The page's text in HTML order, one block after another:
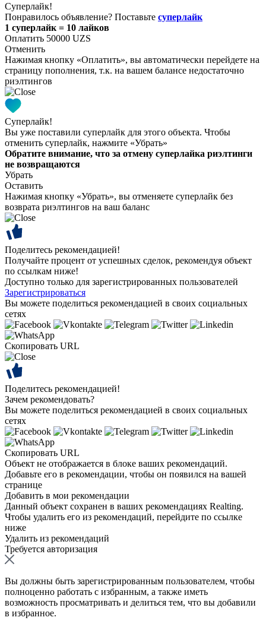
Суперлайк!
Понравилось объявление? Поставьте суперлайк
1 суперлайк = 10 лайков
Оплатить 50000 UZS
Отменить
Нажимая кнопку «Оплатить», вы автоматически перейдете на
страницу пополнения, т.к. на вашем балансе недостаточно
риэлтингов
Суперлайк!
Вы уже поставили суперлайк для этого объекта. Чтобы
отменить суперлайк, нажмите «Убрать»
Обратите внимание, что за отмену суперлайка риэлтинги
не возвращаются
Убрать
Оставить
Нажимая кнопку «Убрать», вы отменяете суперлайк без
возврата риэлтингов на ваш баланс
Поделитесь рекомендацией!
Получайте процент от успешных сделок, рекомендуя объект
по ссылкам ниже!
Доступно только для зарегистрированных пользователей
Зарегистрироваться
Вы можете поделиться рекомендацией в своих социальных
сетях
Скопировать URL
Поделитесь рекомендацией!
Зачем рекомендовать?
Вы можете поделиться рекомендацией в своих социальных
сетях
Скопировать URL
Объект не отображается в блоке ваших рекомендаций.
Добавьте его в рекомендации, чтобы он появился на вашей
странице
Добавить в мои рекомендации
Данный объект сохранен в ваших рекомендациях Realting.
Чтобы удалить его из рекомендаций, перейдите по ссылке
ниже
Удалить из рекомендаций
Требуется авторизация
Вы должны быть зарегистрированным пользователем, чтобы
полноценно работать с избранным, а также иметь
возможность просматривать и делиться тем, что вы добавили
в избранное.